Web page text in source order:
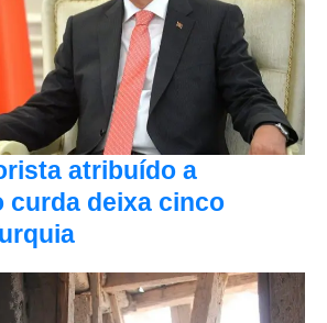
atribuído a
curda deixa cinco